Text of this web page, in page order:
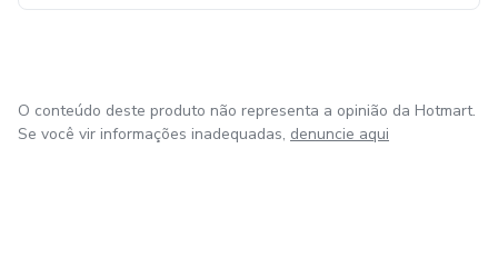
O conteúdo deste produto não representa a opinião da Hotmart.
Se você vir informações inadequadas, denuncie aqui